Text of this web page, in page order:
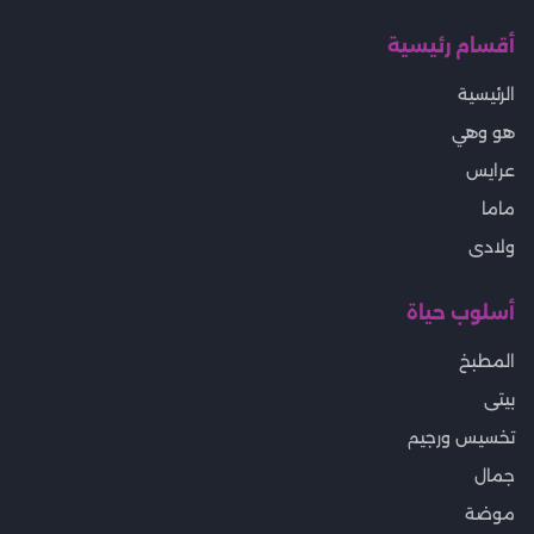
أقسام رئيسية
الرئيسية
هو وهي
عرايس
ماما
ولادى
أسلوب حياة
المطبخ
بيتى
تخسيس ورجيم
جمال
موضة